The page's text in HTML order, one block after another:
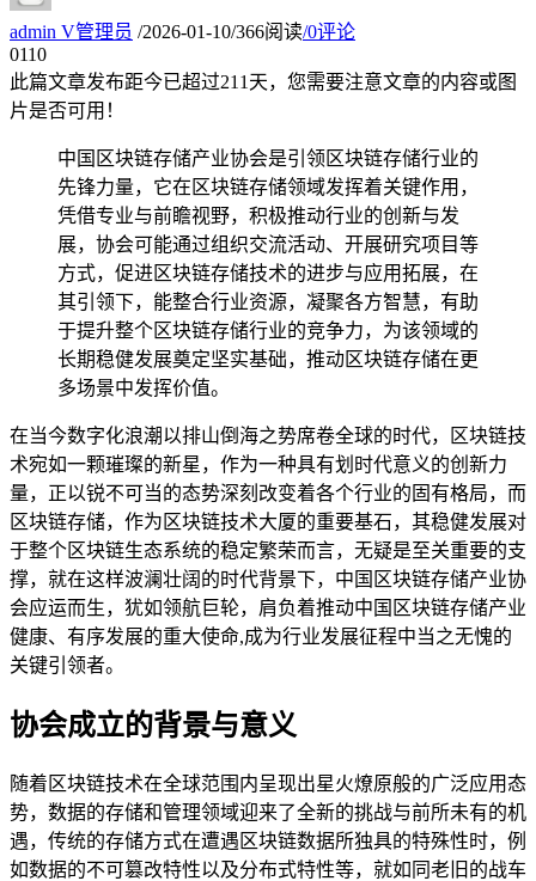
admin V管理员 /2026-01-10/366阅读/0评论
0110
此篇文章发布距今已超过211 天，您需要注意文章的内容或图
片是否可用！
中国区块链存储产业协会是引领区块链存储行业的
先锋力量，它在区块链存储领域发挥着关键作用，
凭借专业与前瞻视野，积极推动行业的创新与发
展，协会可能通过组织交流活动、开展研究项目等
方式，促进区块链存储技术的进步与应用拓展，在
其引领下，能整合行业资源，凝聚各方智慧，有助
于提升整个区块链存储行业的竞争力，为该领域的
长期稳健发展奠定坚实基础，推动区块链存储在更
多场景中发挥价值。
在当今数字化浪潮以排山倒海之势席卷全球的时代，区块链技
术宛如一颗璀璨的新星，作为一种具有划时代意义的创新力
量，正以锐不可当的态势深刻改变着各个行业的固有格局，而
区块链存储，作为区块链技术大厦的重要基石，其稳健发展对
于整个区块链生态系统的稳定繁荣而言，无疑是至关重要的支
撑，就在这样波澜壮阔的时代背景下，中国区块链存储产业协
会应运而生，犹如领航巨轮，肩负着推动中国区块链存储产业
健康、有序发展的重大使命,成为行业发展征程中当之无愧的
关键引领者。
协会成立的背景与意义
随着区块链技术在全球范围内呈现出星火燎原般的广泛应用态
势，数据的存储和管理领域迎来了全新的挑战与前所未有的机
遇，传统的存储方式在遭遇区块链数据所独具的特殊性时，例
如数据的不可篡改特性以及分布式特性等，就如同老旧的战车